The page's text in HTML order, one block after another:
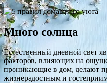
Много солнца
Естественный дневной свет
факторов, влияющих на
проникающие в дом, делают
жизнерадостным и